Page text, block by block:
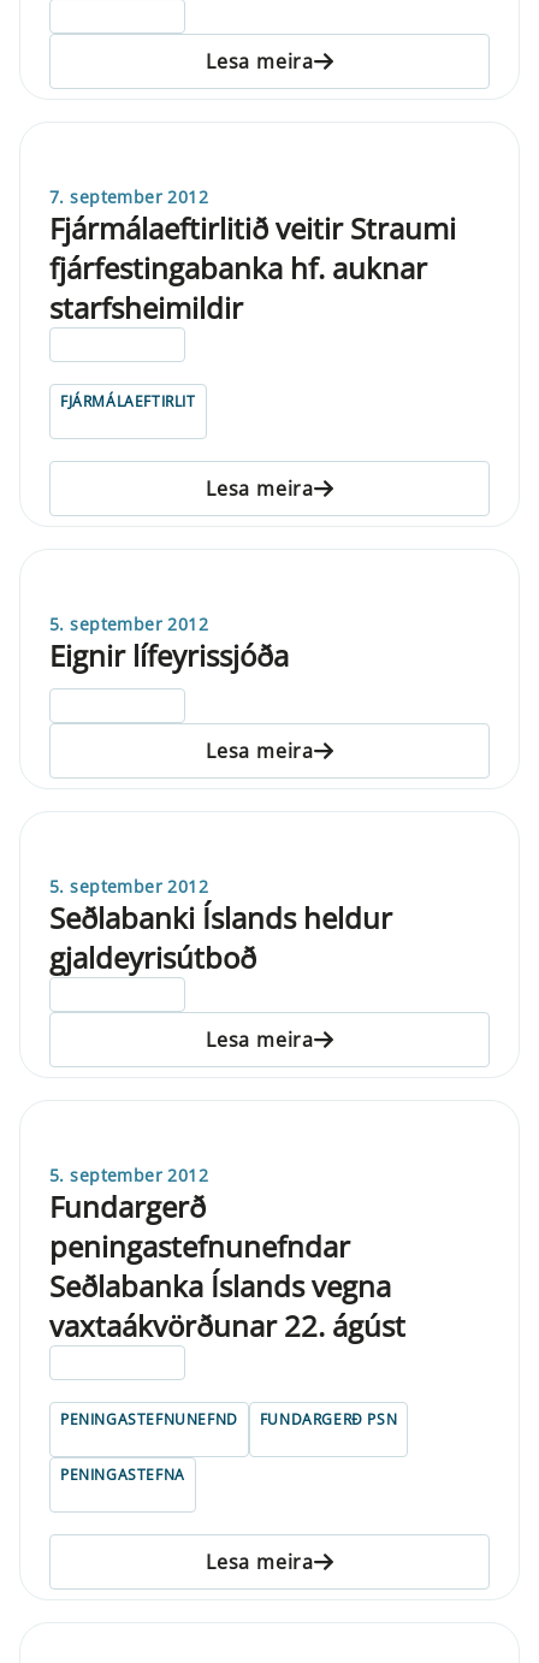
Lesa meira
7. september 2012
Fjármálaeftirlitið veitir Straumi
fjárfestingabanka hf. auknar
starfsheimildir
FJÁRMÁLAEFTIRLIT
Lesa meira
5. september 2012
Eignir lífeyrissjóða
Lesa meira
5. september 2012
Seðlabanki Íslands heldur
gjaldeyrisútboð
Lesa meira
5. september 2012
Fundargerð
peningastefnunefndar
Seðlabanka Íslands vegna
vaxtaákvörðunar 22. ágúst
PENINGASTEFNUNEFND FUNDARGERÐ PSN
PENINGASTEFNA
Lesa meira